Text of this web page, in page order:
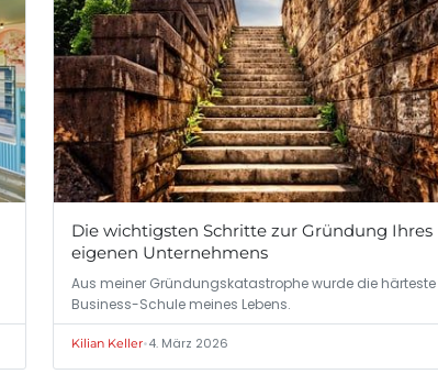
Die wichtigsten Schritte zur Gründung Ihres
eigenen Unternehmens
Aus meiner Gründungskatastrophe wurde die härteste
Business-Schule meines Lebens.
Kilian Keller•4. März 2026